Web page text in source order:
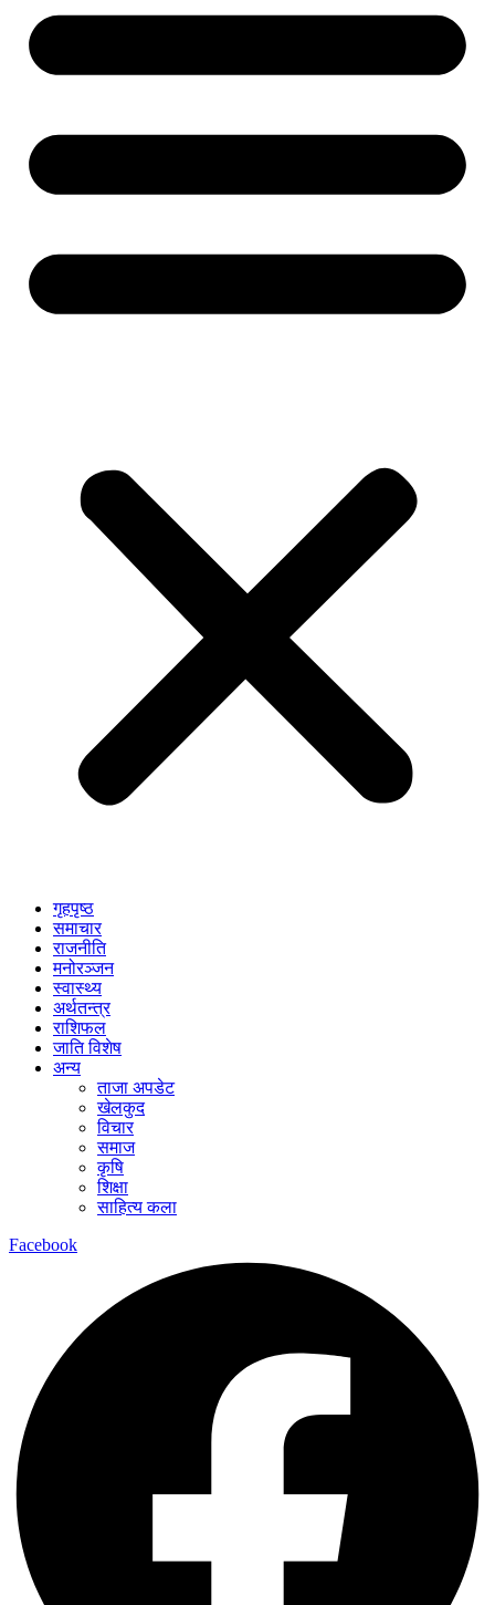
गृहपृष्ठ
समाचार
राजनीति
मनोरञ्जन
स्वास्थ्य
अर्थतन्त्र
राशिफल
जाति विशेष
अन्य
ताजा अपडेट
खेलकुद
विचार
समाज
कृषि
शिक्षा
साहित्य कला
Facebook